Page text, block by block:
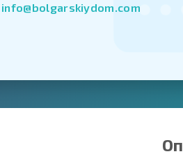
info@bolgarskiydom.com